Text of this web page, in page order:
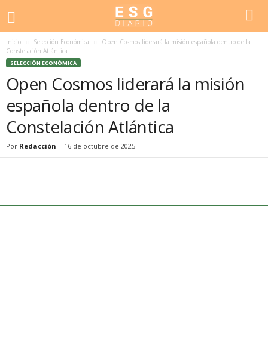
Inicio Selección Económica
Open Cosmos liderará la misión española dentro de la
Constelación Atlántica
SELECCIÓN ECONÓMICA
Open Cosmos liderará la misión
española dentro de la
Constelación Atlántica
Por Redacción - 16 de octubre de 2025